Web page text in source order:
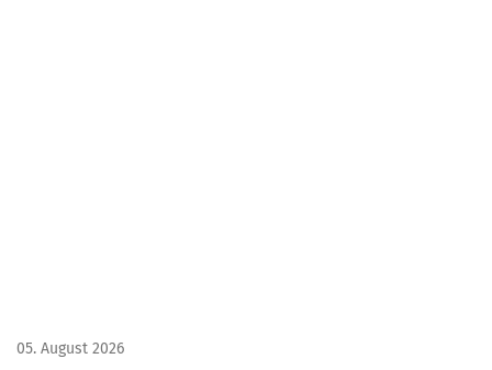
05. August 2026